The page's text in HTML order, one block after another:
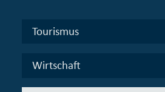
Tourismus
Wirtschaft